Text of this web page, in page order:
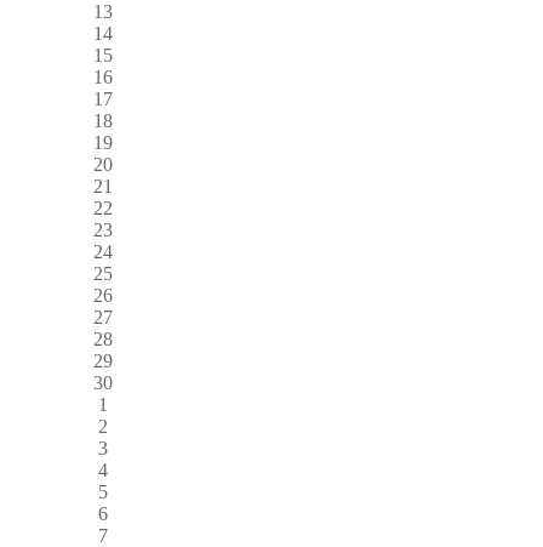
13
14
15
16
17
18
19
20
21
22
23
24
25
26
27
28
29
30
1
2
3
4
5
6
7